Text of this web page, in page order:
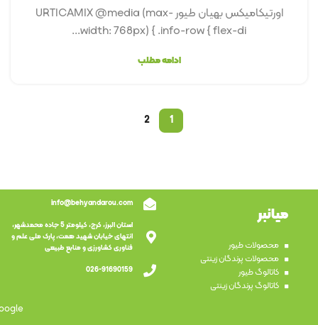
اورتیکامیکس بهیان طیور URTICAMIX @media (max-
width: 768px) { .info-row { flex-di...
ادامه مطلب
1
2
میانبر
محصولات طیور
محصولات پرندگان زینتی
کاتالوگ طیور
کاتالوگ پرندگان زینتی
info@behyandarou.com
استان البرز، کرج، کیلومتر 5 جاده محمدشهر،
انتهای خیابان شهید همت، پارک ملی علم و
فناوری کشاورزی و منابع طبیعی
026-91690159